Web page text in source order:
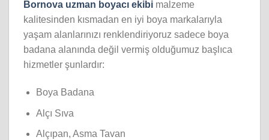
Bornova uzman boyacı ekibi malzeme
kalitesinden kısmadan en iyi boya markalarıyla
yaşam alanlarınızı renklendiriyoruz sadece boya
badana alanında değil vermiş olduğumuz başlıca
hizmetler şunlardır:
Boya Badana
Alçı Sıva
Alçıpan, Asma Tavan